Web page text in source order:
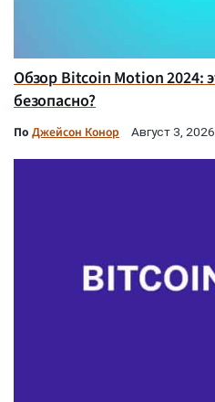
Обзор Bitcoin Motion 2024:
безопасно?
По Джейсон Конор Август 3, 2026